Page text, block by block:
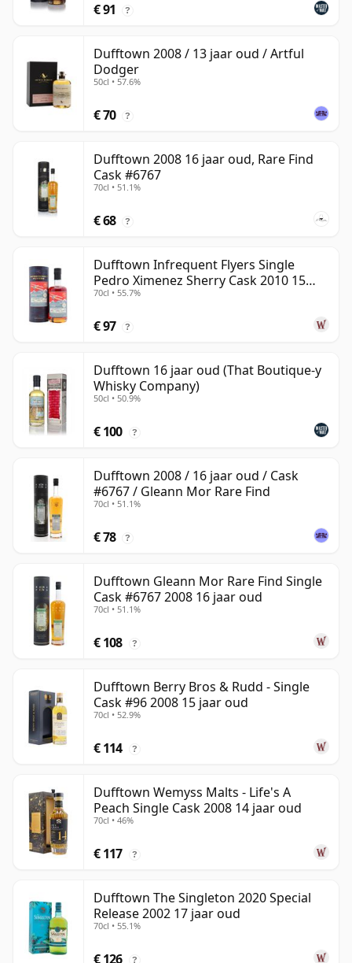
€ 91 ?
Dufftown 2008 / 13 jaar oud / Artful
Dodger
50cl • 57.6%
€ 70 ?
Dufftown 2008 16 jaar oud, Rare Find
Cask #6767
70cl • 51.1%
€ 68 ?
Dufftown Infrequent Flyers Single
Pedro Ximenez Sherry Cask 2010 15
jaar oud
70cl • 55.7%
€ 97 ?
Dufftown 16 jaar oud (That Boutique-y
Whisky Company)
50cl • 50.9%
€ 100 ?
Dufftown 2008 / 16 jaar oud / Cask
#6767 / Gleann Mor Rare Find
70cl • 51.1%
€ 78 ?
Dufftown Gleann Mor Rare Find Single
Cask #6767 2008 16 jaar oud
70cl • 51.1%
€ 108 ?
Dufftown Berry Bros & Rudd - Single
Cask #96 2008 15 jaar oud
70cl • 52.9%
€ 114 ?
Dufftown Wemyss Malts - Life's A
Peach Single Cask 2008 14 jaar oud
70cl • 46%
€ 117 ?
Dufftown The Singleton 2020 Special
Release 2002 17 jaar oud
70cl • 55.1%
€ 126 ?